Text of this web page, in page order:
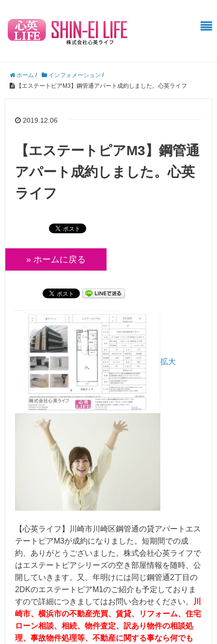
ホーム / インフォメーション /
【エステートピアM3】鋼管通アパート成約しました。心英ライフ
2019.12.06
【エステートピアM3】鋼管通
アパート成約しました。心英
ライフ
» ホームに戻る
拡大
【心英ライフ】川崎市川崎区鋼管通の貸アパートエス
テートピアM3が成約になりました。短期間での成
約、ありがとうございました。株式会社心英ライフで
はエステートピアシリーズの空き部屋情報を随時、公
開していきます。又、年明けには同じ鋼管通2丁目の
2DKのエステートピアM1のご紹介も予定しておりま
すので詳細につきましてはお問い合わせください。
川
崎市、横浜市の不動産売買、賃貸、リフォーム、住宅
ローン相談、相続、物件査定、訳あり物件の相談処
理、事故物件処理等、不動産に関する事なら何でも